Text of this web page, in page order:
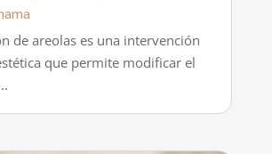
de areolas es una intervención
que permite modificar el